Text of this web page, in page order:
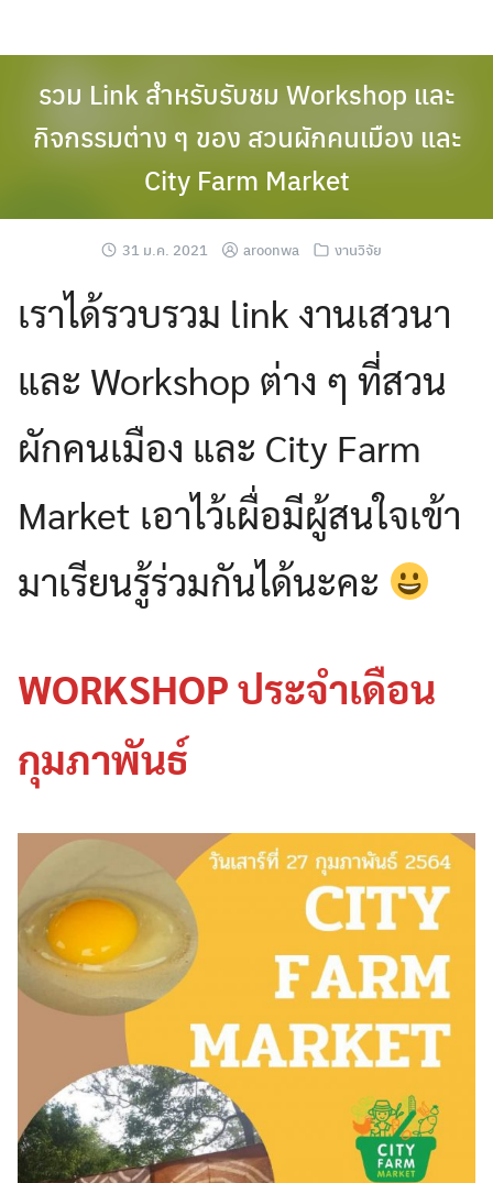
รวม Link สำหรับรับชม Workshop และ
กิจกรรมต่าง ๆ ของ สวนผักคนเมือง และ
City Farm Market
31 ม.ค. 2021 aroonwa งานวิจัย
เราได้รวบรวม link งานเสวนา
และ Workshop ต่าง ๆ ที่สวน
ผักคนเมือง และ City Farm
Market เอาไว้เผื่อมีผู้สนใจเข้า
มาเรียนรู้ร่วมกันได้นะคะ
WORKSHOP ประจำเดือน
กุมภาพันธ์